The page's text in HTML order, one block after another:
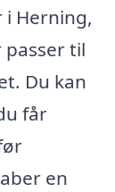
Herning,
til
Du kan
får
en